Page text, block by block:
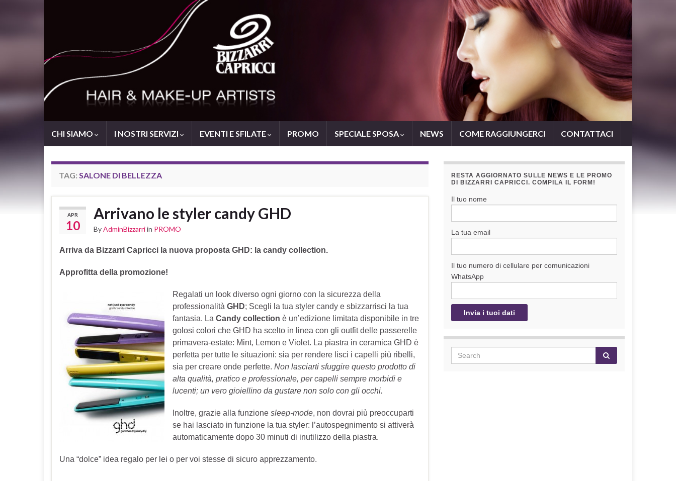
CHI SIAMO I NOSTRI SERVIZI EVENTI E SFILATE PROMO SPECIALE SPOSA NEWS COME RAGGIUNGERCI CONTATTACI
TAG: SALONE DI BELLEZZA
APR
10
Arrivano le styler candy GHD
ByAdminBizzarriin PROMO
Arriva da Bizzarri Capricci la nuova proposta GHD: la candy collection.
Approfitta della promozione!
Regalati un look diverso ogni giorno con la sicurezza della
professionalità GHD; Scegli la tua styler candy e sbizzarrisci la tua
fantasia. La Candy collection è un’edizione limitata disponibile in tre
golosi colori che GHD ha scelto in linea con gli outfit delle passerelle
primavera-estate: Mint, Lemon e Violet. La piastra in ceramica GHD è
perfetta per tutte le situazioni: sia per rendere lisci i capelli più ribelli,
sia per creare onde perfette. Non lasciarti sfuggire questo prodotto di
alta qualità, pratico e professionale, per capelli sempre morbidi e
lucenti; un vero gioiellino da gustare non solo con gli occhi.
Inoltre, grazie alla funzione sleep-mode, non dovrai più preoccuparti
se hai lasciato in funzione la tua styler: l’autospegnimento si attiverà
automaticamente dopo 30 minuti di inutilizzo della piastra.
Una “dolce” idea regalo per lei o per voi stesse di sicuro apprezzamento.
RESTA AGGIORNATO SULLE NEWS E LE PROMO
DI BIZZARRI CAPRICCI. COMPILA IL FORM!
Il tuo nome
La tua email
Il tuo numero di cellulare per comunicazioni
WhatsApp